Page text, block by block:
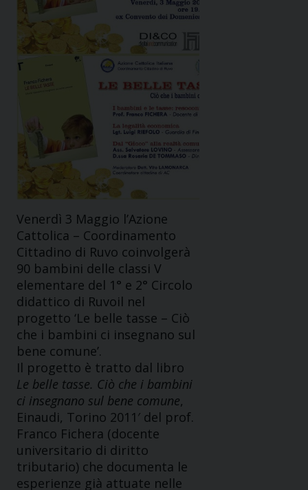
Venerdì 3 Maggio l’Azione
Cattolica – Coordinamento
Cittadino di Ruvo coinvolgerà
90 bambini delle classi V
elementare del 1° e 2° Circolo
didattico di Ruvoil nel
progetto ‘Le belle tasse – Ciò
che i bambini ci insegnano sul
bene comune’.
Il progetto è tratto dal libro
Le belle tasse. Ciò che i bambini
ci insegnano sul bene comune,
Einaudi, Torino 2011′ del prof.
Franco Fichera (docente
universitario di diritto
tributario) che documenta le
esperienze già attuate nelle